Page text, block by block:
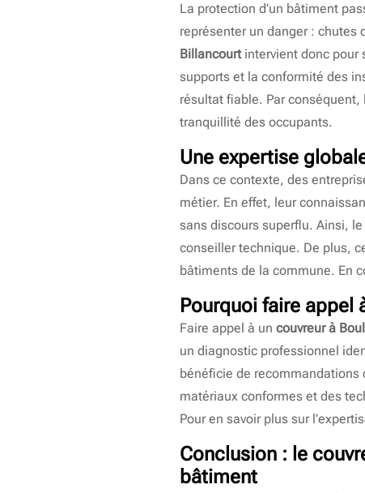
La protection d’un bâtiment
représenter un danger :
Billancourtintervient donc pour
supports et la conformité des
résultat fiable. Par conséquent,
tranquillité des occupants.
Une expertise
Dans ce contexte, des
métier. En effet, leur
sans discours superflu. Ainsi, le
conseiller technique. De plus,
bâtiments de la commune. En
Pourquoi faire appel
Faire appel à un couvreur à
un diagnostic professionnel
bénéficie de recommandations
matériaux conformes et des
Pour en savoir plus sur
Conclusion : le
bâtiment